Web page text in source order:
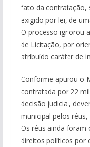
fato da contratação,
exigido por lei, de
O processo ignorou
de Licitação, por
atribuído caráter de
Conforme apurou o
contratada por 22
decisão judicial,
municipal pelos
Os réus ainda foram
direitos políticos por